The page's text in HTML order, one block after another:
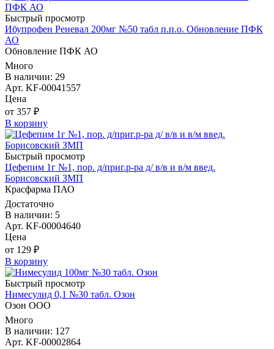
Быстрый просмотр
Ибупрофен Реневал 200мг №50 табл п.п.о. Обновление ПФК
АО
Обновление ПФК АО
Много
В наличии: 29
Арт. KF-00041557
Цена
от 357 ₽
В корзину
Быстрый просмотр
Цефепим 1г №1, пор. д/приг.р-ра д/ в/в и в/м введ.
Борисовский ЗМП
Красфарма ПАО
Достаточно
В наличии: 5
Арт. KF-00004640
Цена
от 129 ₽
В корзину
Быстрый просмотр
Нимесулид 0,1 №30 табл. Озон
Озон ООО
Много
В наличии: 127
Арт. KF-00002864